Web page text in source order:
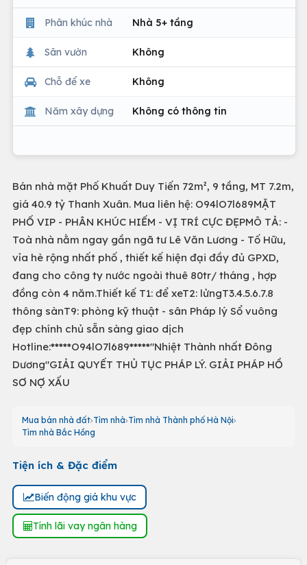
Phân khúc nhà Nhà 5+ tầng
Sân vườn Không
Chỗ để xe Không
Năm xây dựng Không có thông tin
Bán nhà mặt Phố Khuất Duy Tiến 72m², 9 tầng, MT 7.2m,
giá 40.9 tỷ Thanh Xuân. Mua liên hệ: O94lO7l689MẶT
PHỐ VIP - PHÂN KHÚC HIẾM - VỊ TRÍ CỰC ĐẸPMÔ TẢ: -
Toà nhà nằm ngay gần ngã tư Lê Văn Lương - Tố Hữu,
vỉa hè rộng nhất phố , thiết kế hiện đại đầy đủ GPXD,
đang cho công ty nước ngoài thuê 80tr/ tháng , hợp
đồng còn 4 năm.Thiết kế T1: để xeT2: lửngT3.4.5.6.7.8
thông sànT9: phòng kỹ thuật - sân Pháp lý Sổ vuông
đẹp chính chủ sẵn sàng giao dịch
Hotline:*****O94lO7l689*****"Nhiệt Thành nhất Đông
Dương"GIẢI QUYẾT THỦ TỤC PHÁP LÝ. GIẢI PHÁP HỒ
SƠ NỢ XẤU
Mua bán nhà đất Tìm nhà Tìm nhà Thành phố Hà Nội
Tìm nhà Bắc Hồng
Tiện ích & Đặc điểm
Biến động giá khu vực
Tính lãi vay ngân hàng